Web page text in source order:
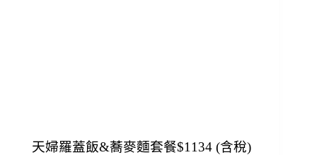
天婦羅蓋飯&蕎麥麵套餐$1134 (含稅)